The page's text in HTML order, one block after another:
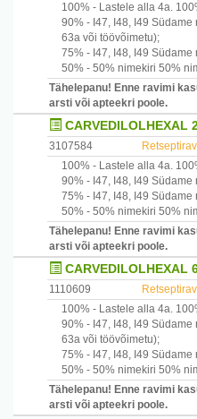
100% - Lastele alla 4a.
90% - I47, I48, I49 Südame
63a või töövõimetu);
75% - I47, I48, I49 Südame
50% - 50% nimekiri 50%
Tähelepanu! Enne ravimi
arsti või apteekri poole.
CARVEDILOLHEXAL
3107584
100% - Lastele alla 4a.
90% - I47, I48, I49 Südame
75% - I47, I48, I49 Südame
50% - 50% nimekiri 50%
Tähelepanu! Enne ravimi
arsti või apteekri poole.
CARVEDILOLHEXAL
1110609
100% - Lastele alla 4a.
90% - I47, I48, I49 Südame
63a või töövõimetu);
75% - I47, I48, I49 Südame
50% - 50% nimekiri 50%
Tähelepanu! Enne ravimi
arsti või apteekri poole.